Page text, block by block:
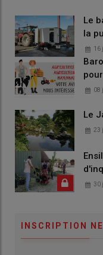
Le
la
16
08
Le
23
30
INSCRIPTION